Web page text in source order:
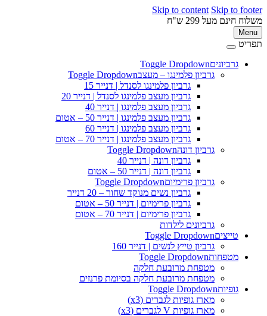
Skip to content Skip to
מעל 299 ש"ח
גרביוניםToggle Dropdown
גרביון פלמינגו – מעצבToggle Dropdown
גרביון פלמינגו לסנדל | דנייר 15
גרביון מעצב פלמינגו לסנדל | דנייר 20
גרביון מעצב פלמינגו | דנייר 40
גרביון מעצב פלמינגו | דנייר 50 – אטום
גרביון מעצב פלמינגו | דנייר 60
גרביון מעצב פלמינגו | דנייר 70 – אטום
גרביון דונהToggle Dropdown
גרביון דונה | דנייר 40
גרביון דונה | דנייר 50 – אטום
גרביון פרימיוםToggle Dropdown
גרביון נשים מנוקד שחור – 20 דנייר
גרביון פרימיום | דנייר 50 – אטום
גרביון פרימיום | דנייר 70 – אטום
גרביונים לילדות
טייצים Toggle Dropdown
גרביון טייץ לנשים | דנייר 160
מטפחותToggle Dropdown
מטפחת מרובעת חלקה
מטפחת מרובעת חלקה בסיומת פרנזים
גופיות
Toggle Dropdown
מארז גופיות לגברים (x3)
מארז גופיות V לגברים (x3)